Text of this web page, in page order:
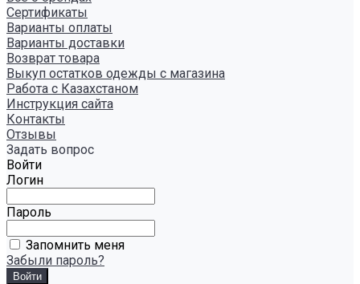
Сертификаты
Варианты оплаты
Варианты доставки
Возврат товара
Выкуп остатков одежды с магазина
Работа с Казахстаном
Инструкция сайта
Контакты
Отзывы
Задать вопрос
Войти
Логин
Пароль
Запомнить меня
Забыли пароль?